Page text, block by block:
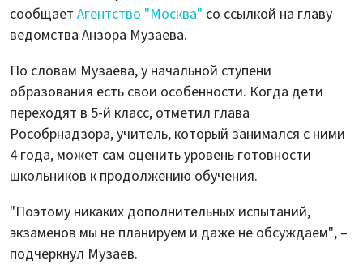
сообщает Агентство "Москва" со ссылкой на главу
ведомства Анзора Музаева.
По словам Музаева, у начальной ступени
образования есть свои особенности. Когда дети
переходят в 5-й класс, отметил глава
Рособрнадзора, учитель, который занимался с ними
4 года, может сам оценить уровень готовности
школьников к продолжению обучения.
"Поэтому никаких дополнительных испытаний,
экзаменов мы не планируем и даже не обсуждаем", –
подчеркнул Музаев.